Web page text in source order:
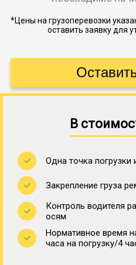
*Цены на грузоперевозки
оставить заявку для
В
Одна точка погрузки
Закрепление груза
Контроль водителя
осям
Нормативное время
часа на погрузку/4